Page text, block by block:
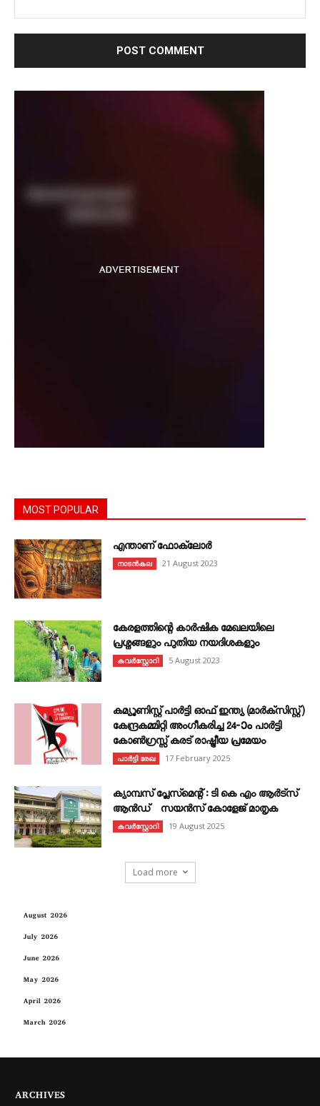
MOST POPULAR
എന്താണ്‌ ഫോക്‌ലോർ
നാടൻകല 21 August 2023
കേരളത്തിന്റെ കാർഷിക മേഖലയിലെ
പ്രശ്നങ്ങളും പുതിയ നയദിശകളും
കവര്‍സ്റ്റോറി 5 August 2023
കമ്യൂണിസ്റ്റ് പാർട്ടി ഓഫ് ഇന്ത്യ (മാർക്സിസ്റ്റ്)
കേന്ദ്രകമ്മിറ്റി അംഗീകരിച്ച 24‐ാം പാർട്ടി
കോൺഗ്രസ്സ് കരട് രാഷ്ട്രീയ പ്രമേയം
പാർട്ടി രേഖ 17 February 2025
ക്യാമ്പസ് പ്ലേസ്മെന്റ് : ടി കെ എം ആർട്സ്
ആൻഡ് സയൻസ് കോളേജ് മാതൃക
കവര്‍സ്റ്റോറി 19 August 2025
Load more
August 2026
July 2026
June 2026
May 2026
April 2026
March 2026
ARCHIVES